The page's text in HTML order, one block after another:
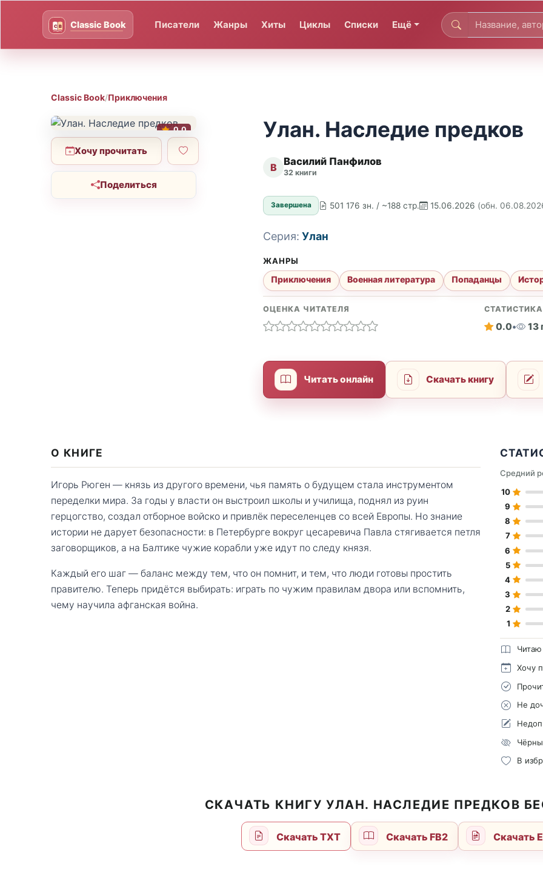
Писатели Жанры Хиты Циклы Списки Ещё
Classic Book/Приключения
0.0
Хочу прочитать
Поделиться
Улан. Наследие предков
В Василий Панфилов
32 книги
Завершена 501 176 зн. / ~188 стр. 15.06.2026 (обн.
Серия: Улан
ЖАНРЫ
Приключения Военная литература Попаданцы
ОЦЕНКА ЧИТАТЕЛЯ СТАТИСТИКА
0.0• 13
Читать онлайн Скачать книгу
О КНИГЕ
Игорь Рюген — князь из другого времени, чья память о будущем стала инструментом
переделки мира. За годы у власти он выстроил школы и училища, поднял из руин
герцогство, создал отборное войско и привлёк переселенцев со всей Европы. Но знание
истории не дарует безопасности: в Петербурге вокруг цесаревича Павла стягивается петля
заговорщиков, а на Балтике чужие корабли уже идут по следу князя.
Каждый его шаг — баланс между тем, что он помнит, и тем, что люди готовы простить
правителю. Теперь придётся выбирать: играть по чужим правилам двора или вспомнить,
чему научила афганская война.
Средний
10
9
8
7
6
5
4
3
2
1
Читаю
Хочу
Не
В
СКАЧАТЬ КНИГУ УЛАН. НАСЛЕДИЕ ПРЕДКОВ
Скачать TXT Скачать FB2 Скачать